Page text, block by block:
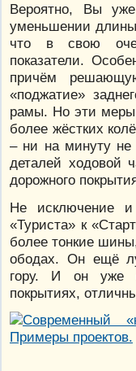
Вероятно, Вы
уменьшении
что в свою
показатели.
причём
«поджатие»
рамы. Но эти
более жёстких
– ни на минуту не
деталей ходовой
дорожного
Не исключение
«Туриста» к
более тонкие
ободах. Он ещё
гору. И он уже
покрытиях,